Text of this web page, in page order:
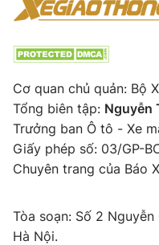
Cơ quan chủ quản: Bộ
Tổng biên tập: Nguyễn
Trưởng ban Ô tô - Xe
Giấy phép số: 03/GP-
Chuyên trang của Báo
Tòa soạn: Số 2
Hà Nội.